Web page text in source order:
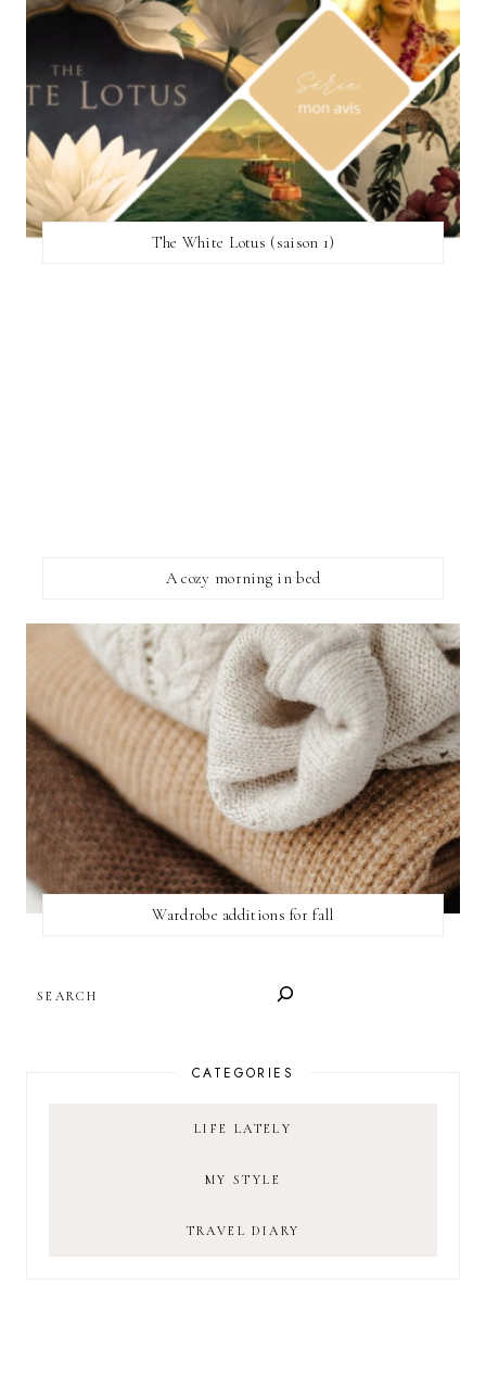
The White Lotus (saison 1)
A cozy morning in bed
Wardrobe additions for fall
CATEGORIES
LIFE LATELY
MY STYLE
TRAVEL DIARY